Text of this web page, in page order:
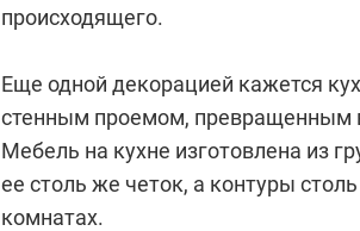
происходящего.
Еще одной декорацией кажется
стенным проемом, превращенным
Мебель на кухне изготовлена из
ее столь же четок, а контуры
комнатах.